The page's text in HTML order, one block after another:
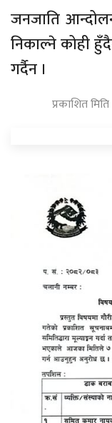
जनजाति
निकाल्ने कोही
गर्दैन ।
प्रकाशित